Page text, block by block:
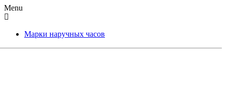
Menu
Марки наручных часов